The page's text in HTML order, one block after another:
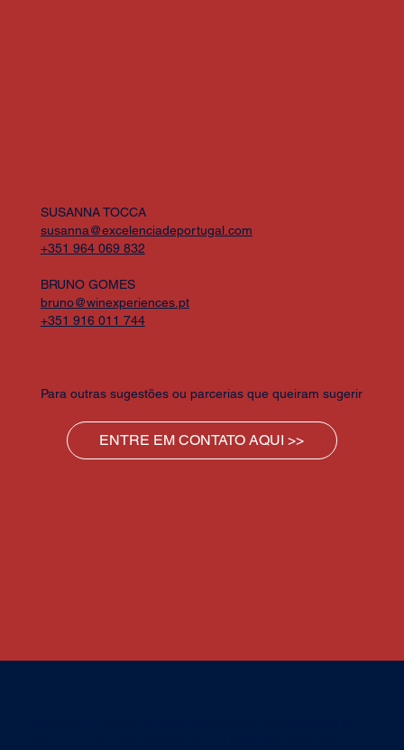
SUSANNA TOCCA
susanna@excelenciadeportugal.com
+351 964 069 832
BRUNO GOMES
bruno@winexperiences.pt
+351 916 011 744
Para outras sugestões ou parcerias que queiram sugerir
ENTRE EM CONTATO AQUI >>